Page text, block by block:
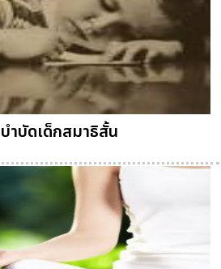
ำบัดเด็กสมาธิสั้น